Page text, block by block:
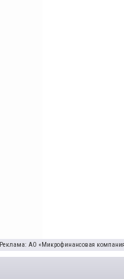
Реклама: АО «Микрофинансовая компания